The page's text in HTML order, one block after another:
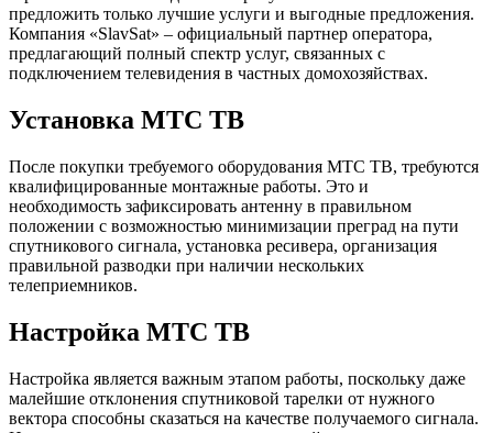
предложить только лучшие услуги и выгодные предложения.
Компания «SlavSat» – официальный партнер оператора,
предлагающий полный спектр услуг, связанных с
подключением телевидения в частных домохозяйствах.
Установка МТС ТВ
После покупки требуемого оборудования МТС ТВ, требуются
квалифицированные монтажные работы. Это и
необходимость зафиксировать антенну в правильном
положении с возможностью минимизации преград на пути
спутникового сигнала, установка ресивера, организация
правильной разводки при наличии нескольких
телеприемников.
Настройка МТС ТВ
Настройка является важным этапом работы, поскольку даже
малейшие отклонения спутниковой тарелки от нужного
вектора способны сказаться на качестве получаемого сигнала.